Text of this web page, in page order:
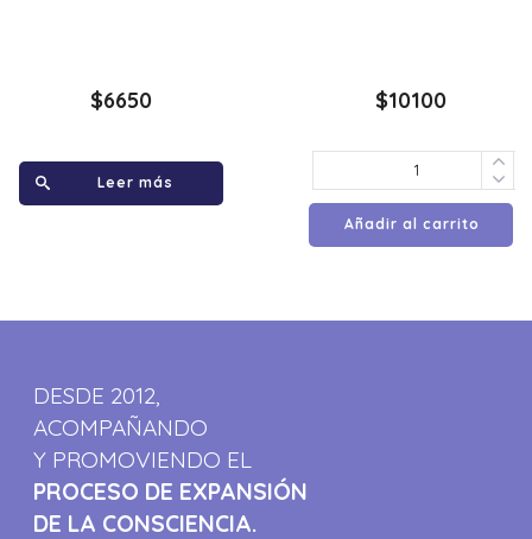
$6650
Leer más
$10100
Añadir al carrito
DESDE 2012,
ACOMPAÑANDO
Y PROMOVIENDO EL
PROCESO DE EXPANSIÓN
DE LA CONSCIENCIA.